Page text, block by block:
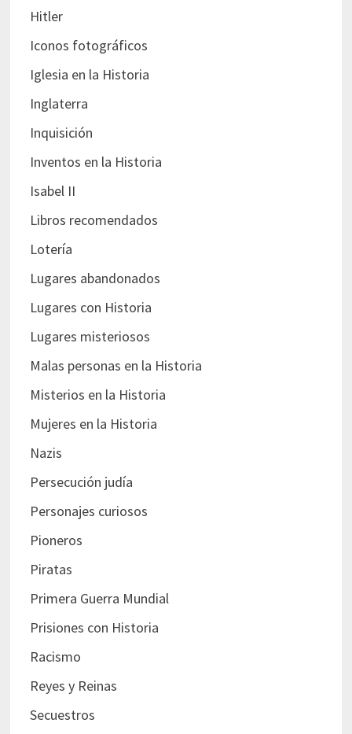
Hitler
Iconos fotográficos
Iglesia en la Historia
Inglaterra
Inquisición
Inventos en la Historia
Isabel II
Libros recomendados
Lotería
Lugares abandonados
Lugares con Historia
Lugares misteriosos
Malas personas en la Historia
Misterios en la Historia
Mujeres en la Historia
Nazis
Persecución judía
Personajes curiosos
Pioneros
Piratas
Primera Guerra Mundial
Prisiones con Historia
Racismo
Reyes y Reinas
Secuestros